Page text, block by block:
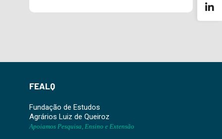
FEALQ
Fundação de Estudos
Agrários Luiz de Queiroz
Apoiamos Pesquisa, Ensino e Extensão